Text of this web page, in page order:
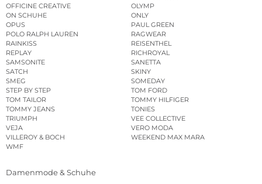
OFFICINE CREATIVE
OLYMP
ON SCHUHE
ONLY
OPUS
PAUL GREEN
POLO RALPH LAUREN
RAGWEAR
RAINKISS
REISENTHEL
REPLAY
RICHROYAL
SAMSONITE
SANETTA
SATCH
SKINY
SMEG
SOMEDAY
STEP BY STEP
TOM FORD
TOM TAILOR
TOMMY HILFIGER
TOMMY JEANS
TONIES
TRIUMPH
VEE COLLECTIVE
VEJA
VERO MODA
VILLEROY & BOCH
WEEKEND MAX MARA
WMF
Damenmode & Schuhe